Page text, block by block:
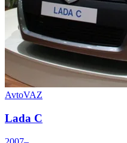
AvtoVAZ
Lada C